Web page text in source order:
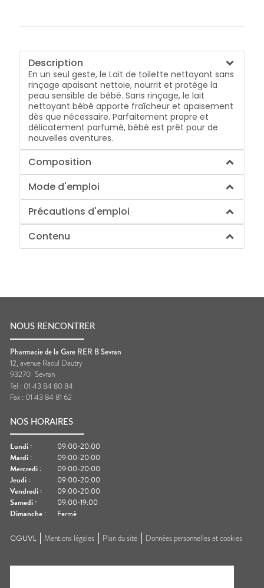
Description
En un seul geste, le Lait de toilette nettoyant sans
rinçage apaisant nettoie, nourrit et protège la
peau sensible de bébé. Sans rinçage, le lait
nettoyant bébé apporte fraîcheur et apaisement
dès que nécessaire. Parfaitement propre et
délicatement parfumé, bébé est prêt pour de
nouvelles aventures.
Composition
Mode d'emploi
Précautions d'emploi
Contenu
NOUS RENCONTRER
Pharmacie de la Gare RER B Sevran
12, avenue Raoul Dautry
93270 Sevran
Tel : 01 43 84 80 84
Fax : 01 43 84 81 62
NOS HORAIRES
Lundi :
09:00-20:00
Mardi :
09:00-20:00
Mercredi :
09:00-20:00
Jeudi :
09:00-20:00
Vendredi :
09:00-20:00
Samedi :
09:00-19:00
Dimanche : Fermé
CGUVL Mentions légales Plan du site Données personnelles et cookies